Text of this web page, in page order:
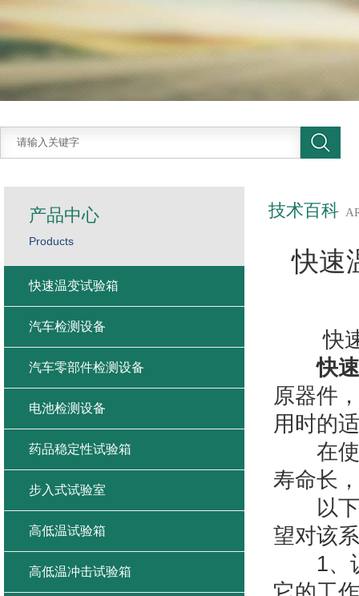
技术百科
快速
快速
快
原器件
用时的
在使
寿命长
以下
望对该
1、认
产品中心
Products
快速温变试验箱
汽车检测设备
汽车零部件检测设备
电池检测设备
药品稳定性试验箱
步入式试验室
高低温试验箱
高低温冲击试验箱